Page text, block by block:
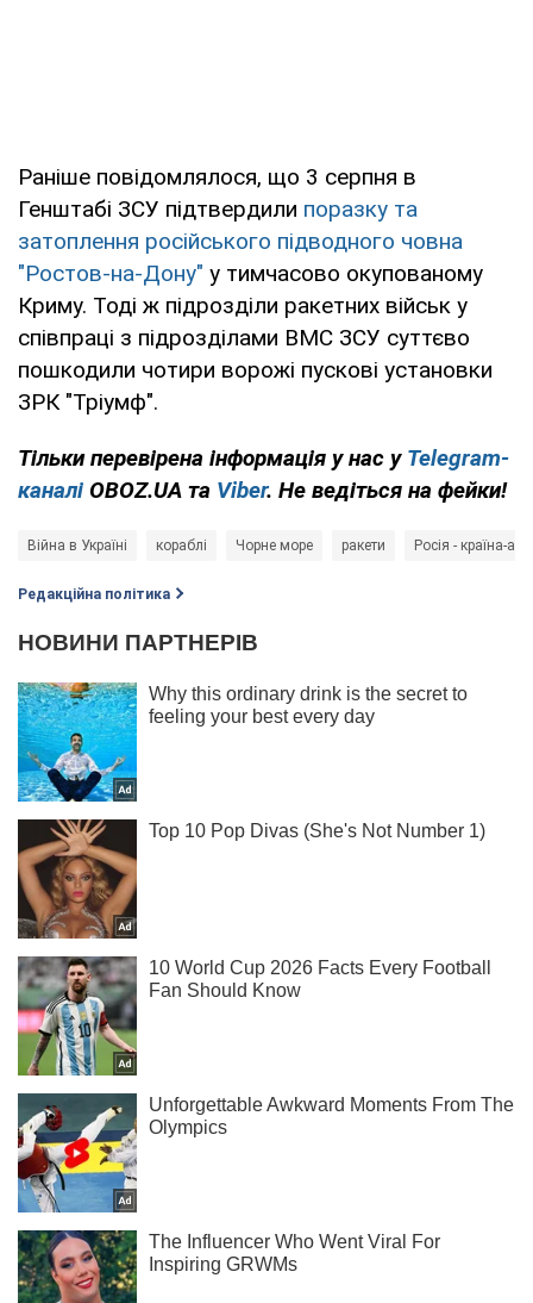
Раніше повідомлялося, що 3 серпня в
Генштабі ЗСУ підтвердили поразку та
затоплення російського підводного човна
"Ростов-на-Дону" у тимчасово окупованому
Криму. Тоді ж підрозділи ракетних військ у
співпраці з підрозділами ВМС ЗСУ суттєво
пошкодили чотири ворожі пускові установки
ЗРК "Тріумф".
Тільки перевірена інформація у нас у Telegram-
каналі OBOZ.UA та Viber. Не ведіться на фейки!
Війна в Україні кораблі Чорне море ракети Росія - країна-
Редакційна політика